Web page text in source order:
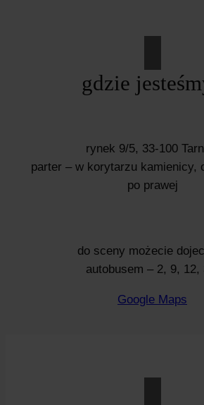
gdzie
rynek 9/5, 33-100
parter – w korytarzu kamienicy,
po prawej
do sceny możecie
autobusem – 2, 9, 12,
Google Maps